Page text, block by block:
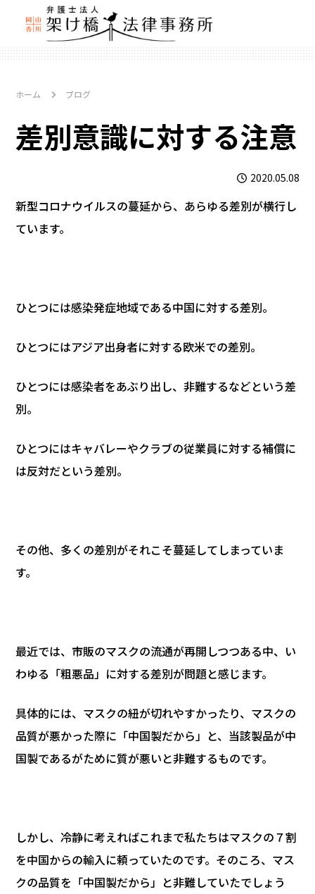
ホーム ブログ
差別意識に対する注意
2020.05.08
新型コロナウイルスの蔓延から、あらゆる差別が横行し
ています。
ひとつには感染発症地域である中国に対する差別。
ひとつにはアジア出身者に対する欧米での差別。
ひとつには感染者をあぶり出し、非難するなどという差
別。
ひとつにはキャバレーやクラブの従業員に対する補償に
は反対だという差別。
その他、多くの差別がそれこそ蔓延してしまっていま
す。
最近では、市販のマスクの流通が再開しつつある中、い
わゆる「粗悪品」に対する差別が問題と感じます。
具体的には、マスクの紐が切れやすかったり、マスクの
品質が悪かった際に「中国製だから」と、当該製品が中
国製であるがために質が悪いと非難するものです。
しかし、冷静に考えればこれまで私たちはマスクの７割
を中国からの輸入に頼っていたのです。そのころ、マス
クの品質を「中国製だから」と非難していたでしょう